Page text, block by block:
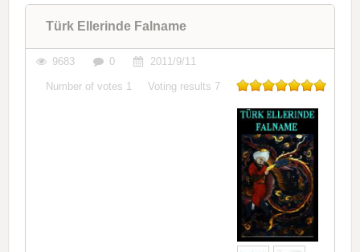
Türk Ellerinde Falname
9683 0 2011/9/11
Number of votes 1 Voting results 7